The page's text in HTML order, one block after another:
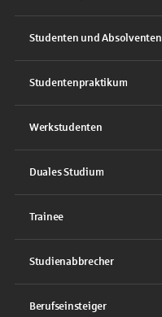
Studenten und Absolventen
Studentenpraktikum
Werkstudenten
Duales Studium
Trainee
Studienabbrecher
Berufseinsteiger